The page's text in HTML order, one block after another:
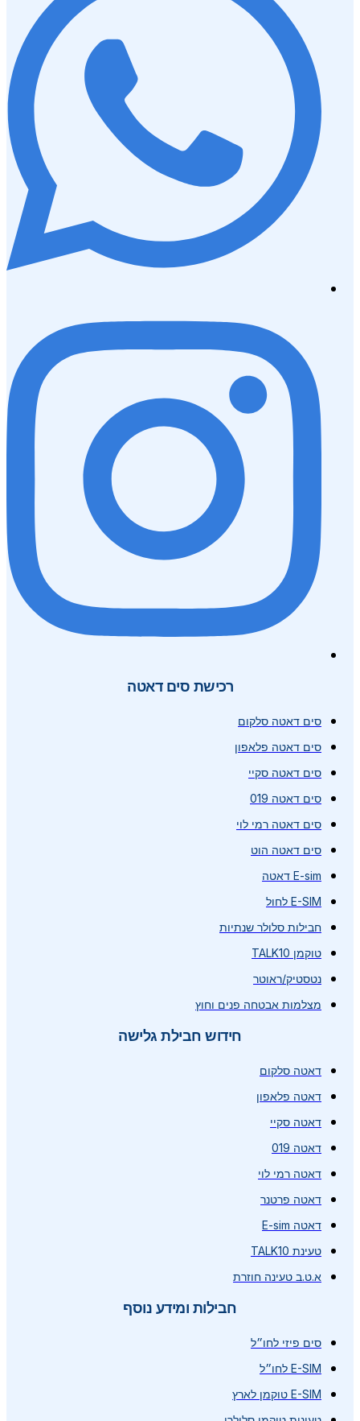
רכישת סים דאטה
סים דאטה סלקום
סים דאטה פלאפון
סים דאטה סקיי
סים דאטה 019
סים דאטה רמי לוי
סים דאטה הוט
E-sim דאטה
E-SIM לחול
חבילות סלולר שנתיות
טוקמן TALK10
נטסטיק/ראוטר
מצלמות אבטחה פנים וחוץ
חידוש חבילת גלישה
דאטה סלקום
דאטה פלאפון
דאטה סקיי
דאטה 019
דאטה רמי לוי
דאטה פרטנר
דאטה E-sim
טעינת TALK10
א.ט.ב טעינה חוזרת
חבילות ומידע נוסף
סים פיזי לחו״ל
E-SIM לחו״ל
E-SIM טוקמן לארץ